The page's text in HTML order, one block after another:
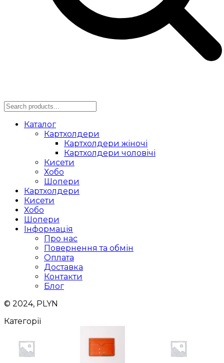
Каталог
Картхолдери
Картхолдери жіночі
Картхолдери чоловічі
Кисети
Хобо
Шопери
Картхолдери
Кисети
Хобо
Шопери
Інформація
Про нас
Повернення та обмін
Оплата
Доставка
Контакти
Блог
© 2024, PLYN
Категорії